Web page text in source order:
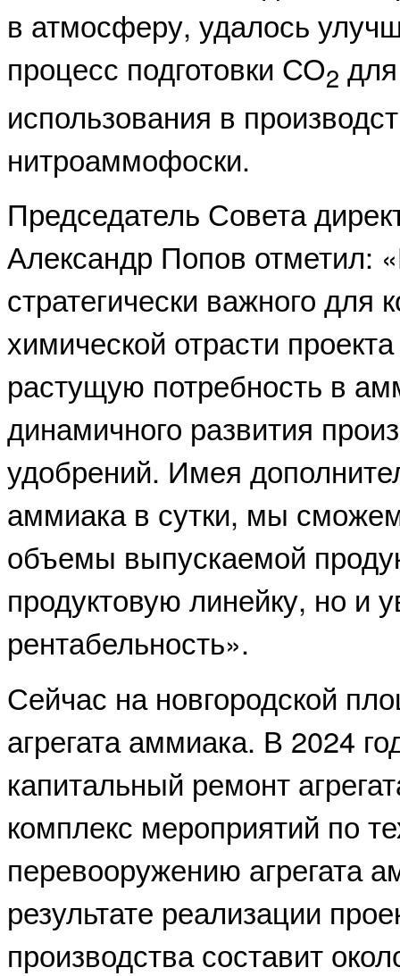
в атмосферу, удалось
процесс подготовки СО2
использования в
нитроаммофоски.
Председатель Совета
Александр Попов отметил:
стратегически важного
химической отрасти
растущую потребность в
динамичного развития
удобрений. Имея
аммиака в сутки, мы
объемы выпускаемой
продуктовую линейку, но и
рентабельность».
Сейчас на новгородской
агрегата аммиака. В 2024
капитальный ремонт
комплекс мероприятий по
перевооружению агрегата
результате реализации
производства составит